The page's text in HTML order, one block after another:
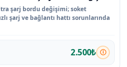
şarj bordu değişimi; soket
şarj ve bağlantı hattı sorunlarında
2.500₺